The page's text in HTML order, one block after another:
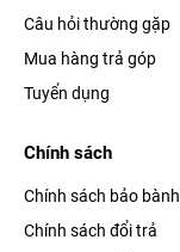
Câu hỏi thường gặp
Mua hàng trả góp
Tuyển dụng
Chính sách
Chính sách bảo bành
Chính sách đổi trả